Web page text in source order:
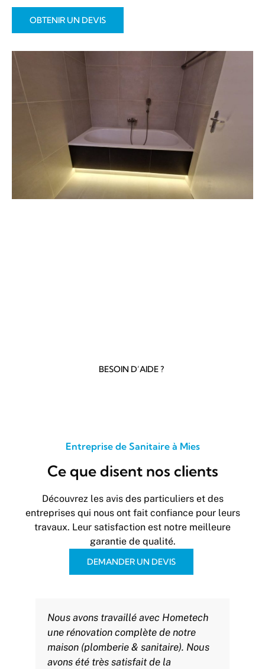
OBTENIR UN DEVIS
BESOIN D’AIDE ?
Entreprise de Sanitaire à Mies
Ce que disent nos clients
Découvrez les avis des particuliers et des
entreprises qui nous ont fait confiance pour leurs
travaux. Leur satisfaction est notre meilleure
garantie de qualité.
DEMANDER UN DEVIS
Nous avons travaillé avec Hometech
une rénovation complète de notre
maison (plomberie & sanitaire). Nous
avons été très satisfait de la